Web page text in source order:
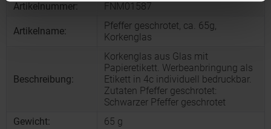
Artikelnummer:
FNM01587
Artikelname:
Pfeffer geschrotet, ca. 65g,
Korkenglas
Beschreibung:
Korkenglas aus Glas mit
Papieretikett. Werbeanbringung als
Etikett in 4c individuell bedruckbar.
Zutaten Pfeffer geschrotet:
Schwarzer Pfeffer geschrotet
Gewicht:
65 g